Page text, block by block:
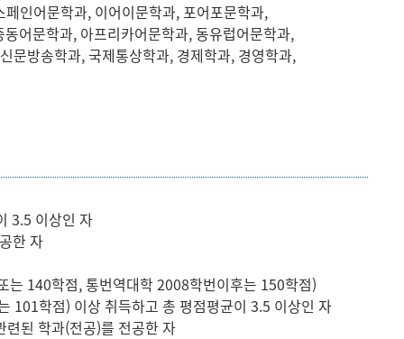
인어문학과, 이어이문학과, 포어포문학과,
어문학과, 아프리카어문학과, 동유럽어문학과,
문방송학과, 국제통상학과, 경제학과, 경영학과,
3.5 이상인 자
한 자
는 140학점, 통번역대학 2008학번이후는 150학점)
101학점) 이상 취득하고 총 평점평균이 3.5 이상인 자
된 학과(전공)를 전공한 자